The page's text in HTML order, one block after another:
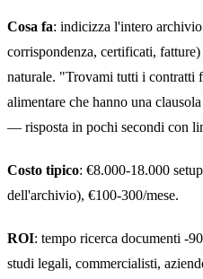
Cosa fa: indicizza l'intero
corrispondenza, certificati,
naturale. "Trovami tutti i contratti
alimentare che hanno una
— risposta in pochi secondi con
Costo tipico: €8.000-18.000
dell'archivio), €100-300/mese.
ROI: tempo ricerca documenti -
studi legali, commercialisti,